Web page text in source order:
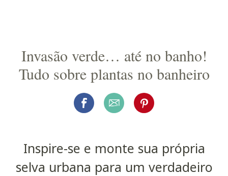
Invasão verde… até no banho!
Tudo sobre plantas no banheiro
Inspire-se e monte sua própria
selva urbana para um verdadeiro